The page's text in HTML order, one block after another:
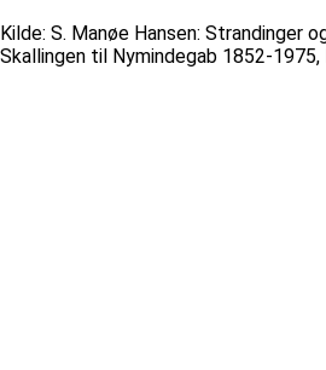
Kilde: S. Manøe Hansen: Strandinger
Skallingen til Nymindegab 1852-1975,